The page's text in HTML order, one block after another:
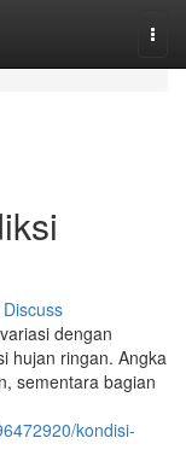
Discuss
dengan
hujan ringan. Angka
sementara bagian
kondisi-